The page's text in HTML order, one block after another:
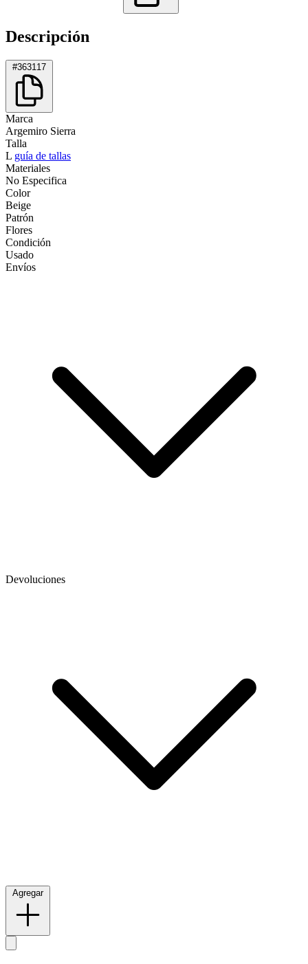
Descripción
#363117
Marca
Argemiro Sierra
Talla
L guía de tallas
Materiales
No Especifica
Color
Beige
Patrón
Flores
Condición
Usado
Envíos
Devoluciones
Agregar